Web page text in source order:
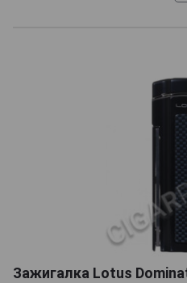
Зажигалка Lotus